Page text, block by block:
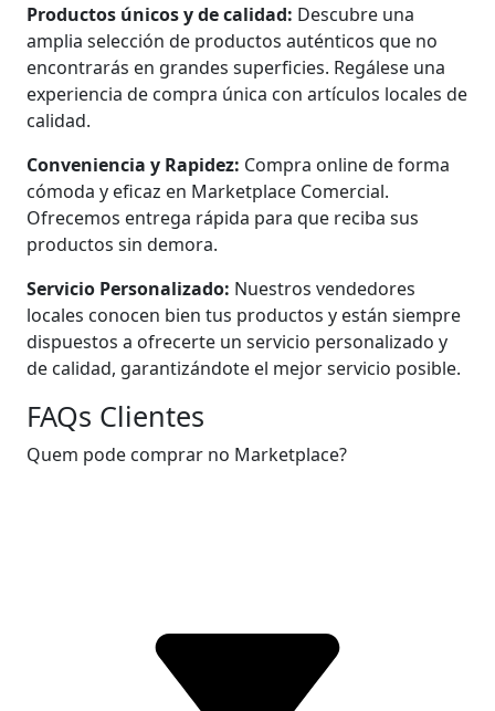
Productos únicos y de calidad: Descubre una
amplia selección de productos auténticos que no
encontrarás en grandes superficies. Regálese una
experiencia de compra única con artículos locales de
calidad.
Conveniencia y Rapidez: Compra online de forma
cómoda y eficaz en Marketplace Comercial.
Ofrecemos entrega rápida para que reciba sus
productos sin demora.
Servicio Personalizado: Nuestros vendedores
locales conocen bien tus productos y están siempre
dispuestos a ofrecerte un servicio personalizado y
de calidad, garantizándote el mejor servicio posible.
FAQs Clientes
Quem pode comprar no Marketplace?